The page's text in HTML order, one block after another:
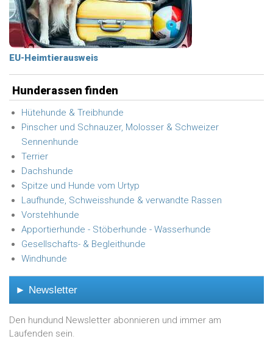
EU-Heimtierausweis
Hunderassen finden
Hütehunde & Treibhunde
Pinscher und Schnauzer, Molosser & Schweizer
Sennenhunde
Terrier
Dachshunde
Spitze und Hunde vom Urtyp
Laufhunde, Schweisshunde & verwandte Rassen
Vorstehhunde
Apportierhunde - Stöberhunde - Wasserhunde
Gesellschafts- & Begleithunde
Windhunde
► Newsletter
Den hundund Newsletter abonnieren und immer am
Laufenden sein.